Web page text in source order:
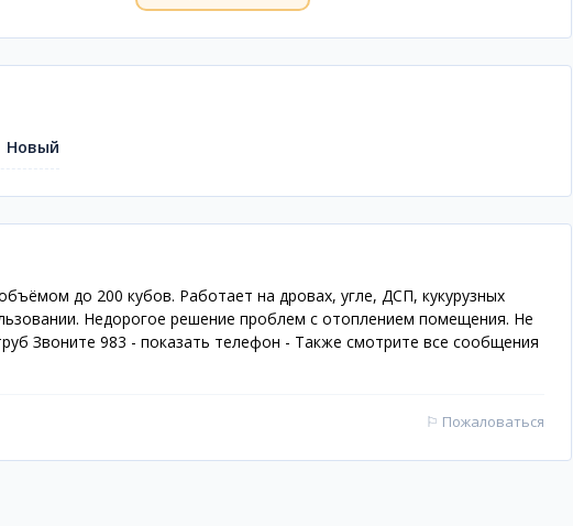
Новый
до 200 кубов. Работает на дровах, угле, ДСП, кукурузных
Недорогое решение проблем с отоплением помещения. Не
Звоните 983 - показать телефон - Также смотрите все сообщения
⚐ Пожаловаться